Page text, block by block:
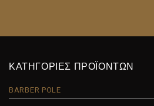
ΚΑΤΗΓΟΡΙΕΣ ΠΡΟΪΟΝΤΩΝ
BARBER POLE